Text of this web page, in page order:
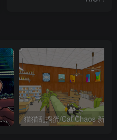
饿狼传说：群狼之城/FATAL FURY: City of the Wolves 版本更新